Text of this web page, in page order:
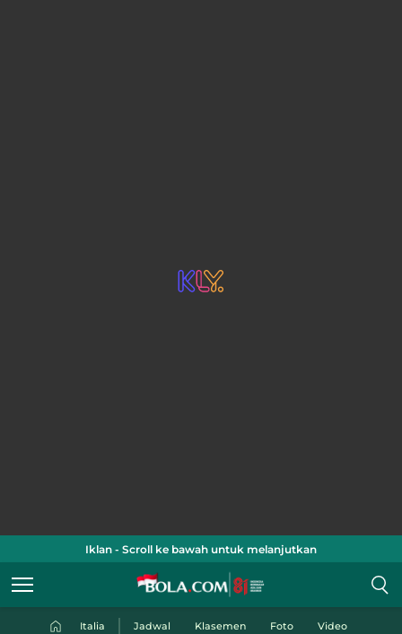
Iklan - Scroll ke bawah untuk melanjutkan
Italia Jadwal Klasemen Foto Video